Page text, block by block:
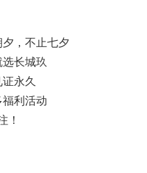
，不止七夕
长城玖
永久
福利活动
！